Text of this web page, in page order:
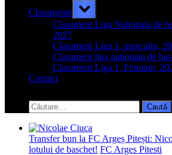
Clasamente
Toggle
sub-
menu
Clasament Liga Nationala de
2027
Clasament Liga 1, masculin,
Clasament liga nationala de
Clasament Liga 1, Feminin,
Contact
search
form
Caută
după:
Transfer bun la FC Argeș Pitești:
lotului de baschet! FC Arges Pitesti